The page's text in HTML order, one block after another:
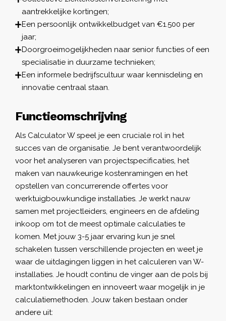
aantrekkelijke kortingen;
Een persoonlijk ontwikkelbudget van €1.500 per
jaar;
Doorgroeimogelijkheden naar senior functies of een
specialisatie in duurzame technieken;
Een informele bedrijfscultuur waar kennisdeling en
innovatie centraal staan.
Functieomschrijving
Als Calculator W speel je een cruciale rol in het
succes van de organisatie. Je bent verantwoordelijk
voor het analyseren van projectspecificaties, het
maken van nauwkeurige kostenramingen en het
opstellen van concurrerende offertes voor
werktuigbouwkundige installaties. Je werkt nauw
samen met projectleiders, engineers en de afdeling
inkoop om tot de meest optimale calculaties te
komen. Met jouw 3-5 jaar ervaring kun je snel
schakelen tussen verschillende projecten en weet je
waar de uitdagingen liggen in het calculeren van W-
installaties. Je houdt continu de vinger aan de pols bij
marktontwikkelingen en innoveert waar mogelijk in je
calculatiemethoden. Jouw taken bestaan onder
andere uit: